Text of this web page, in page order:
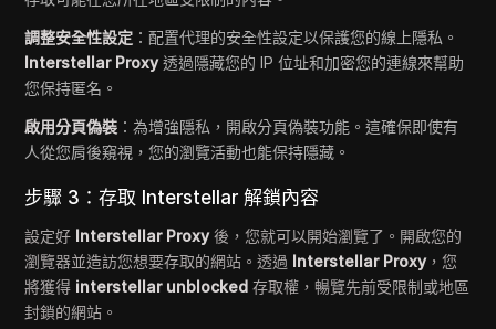
調整安全性設定 ：配置代理的安全性設定以保護您的線上隱私。
Interstellar Proxy透過隱藏您的 IP 位址和加密您的連線來幫助
您保持匿名。
啟用分頁偽裝 ：為增強隱私，開啟分頁偽裝功能。這確保即使有
人從您肩後窺視，您的瀏覽活動也能保持隱藏。
步驟 3：存取 Interstellar 解鎖內容
設定好 Interstellar Proxy後，您就可以開始瀏覽了。開啟您的
瀏覽器並造訪您想要存取的網站。透過 Interstellar Proxy，您
將獲得 interstellar unblocked 存取權，暢覽先前受限制或地區
封鎖的網站。